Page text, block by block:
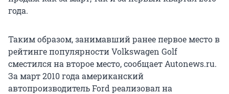
года.
Таким образом, занимавший ранее первое место в
рейтинге популярности Volkswagen Golf
сместился на второе место, сообщает Autonews.ru.
За март 2010 года американский
автопроизводитель Ford реализовал на